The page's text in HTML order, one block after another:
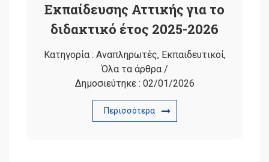
Εκπαίδευσης Αττικής για το
διδακτικό έτος 2025-2026
Κατηγορία : Αναπληρωτές, Εκπαιδευτικοί,
Όλα τα άρθρα/
Δημοσιεύτηκε : 02/01/2026
Περισσότερα